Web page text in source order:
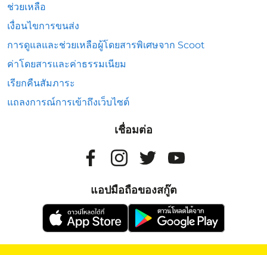
ช่วยเหลือ
เงื่อนไขการขนส่ง
การดูแลและช่วยเหลือผู้โดยสารพิเศษจาก Scoot
ค่าโดยสารและค่าธรรมเนียม
เรียกคืนสัมภาระ
แถลงการณ์การเข้าถึงเว็บไซต์
เชื่อมต่อ
แอปมือถือของสกู๊ต